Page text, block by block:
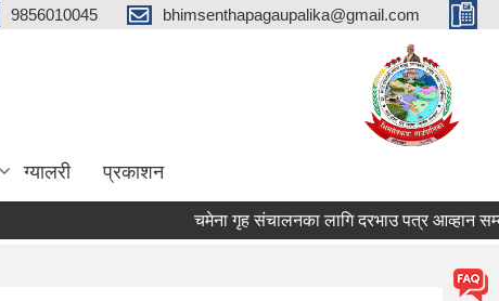
9856010045 bhimsenthapagaupalika@gmail.com
ग्यालरी प्रकाशन
चमेना गृह संचालनका लागि दरभाउ पत्र आव्हान